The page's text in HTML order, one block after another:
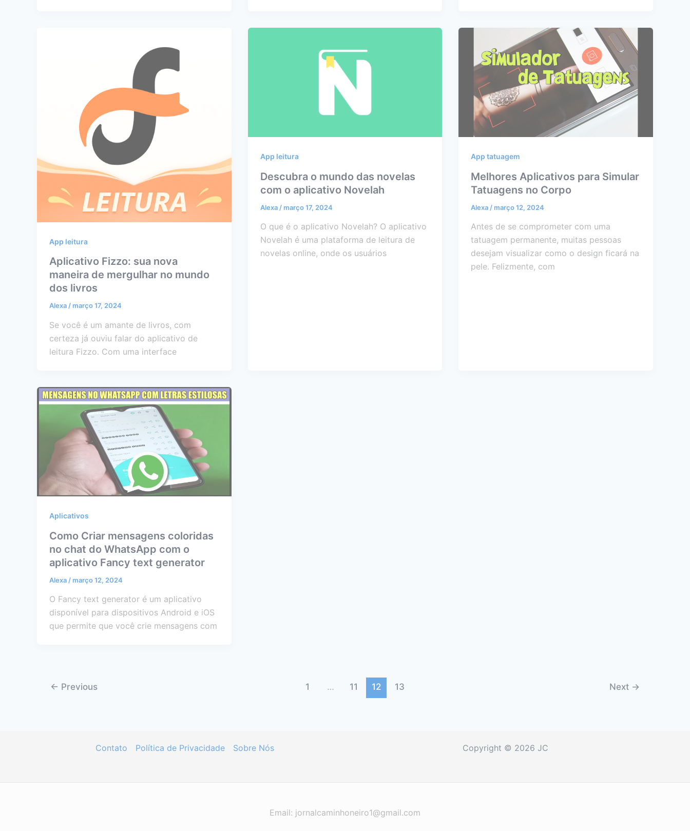
App leitura
Aplicativo Fizzo: sua nova
maneira de mergulhar no mundo
dos livros
Alexa/ março 17, 2024
Se você é um amante de livros, com
certeza já ouviu falar do aplicativo de
leitura Fizzo. Com uma interface
App leitura
Descubra o mundo das novelas
com o aplicativo Novelah
Alexa / março 17, 2024
O que é o aplicativo Novelah? O aplicativo
Novelah é uma plataforma de leitura de
novelas online, onde os usuários
App tatuagem
Melhores Aplicativos para Simular
Tatuagens no Corpo
Alexa / março 12, 2024
Antes de se comprometer com uma
tatuagem permanente, muitas pessoas
desejam visualizar como o design ficará na
pele. Felizmente, com
Aplicativos
Como Criar mensagens coloridas
no chat do WhatsApp com o
aplicativo Fancy text generator
Alexa / março 12, 2024
O Fancy text generator é um aplicativo
disponível para dispositivos Android e iOS
que permite que você crie mensagens com
← Previous 1 … 11 12 13 Next →
Contato Política de Privacidade Sobre Nós Copyright © 2026 JC
Email: jornalcaminhoneiro1@gmail.com